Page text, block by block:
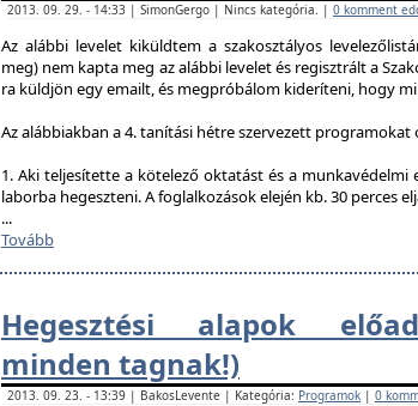
2013. 09. 29. - 14:33 | SimonGergo | Nincs kategória. | 0 komment
Az alábbi levelet kiküldtem a szakosztályos
meg) nem kapta meg az alábbi levelet és regisztrált a
ra küldjön egy emailt, és megpróbálom kideríteni, hogy
Az alábbiakban a 4. tanítási hétre szervezett programokat
1. Aki teljesítette a kötelező oktatást és a
laborba hegeszteni. A foglalkozások elején kb. 30 perces
...
Tovább
Hegesztési alapok
minden tagnak!)
2013. 09. 23. - 13:39 | BakosLevente | Kategória: Programok | 0